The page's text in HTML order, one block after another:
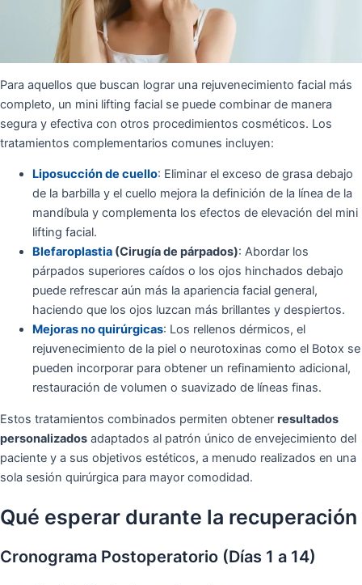
Para aquellos que buscan lograr una rejuvenecimiento facial más
completo, un mini lifting facial se puede combinar de manera
segura y efectiva con otros procedimientos cosméticos. Los
tratamientos complementarios comunes incluyen:
Liposucción de cuello: Eliminar el exceso de grasa debajo
de la barbilla y el cuello mejora la definición de la línea de la
mandíbula y complementa los efectos de elevación del mini
lifting facial.
Blefaroplastia (Cirugía de párpados): Abordar los
párpados superiores caídos o los ojos hinchados debajo
puede refrescar aún más la apariencia facial general,
haciendo que los ojos luzcan más brillantes y despiertos.
Mejoras no quirúrgicas: Los rellenos dérmicos, el
rejuvenecimiento de la piel o neurotoxinas como el Botox se
pueden incorporar para obtener un refinamiento adicional,
restauración de volumen o suavizado de líneas finas.
Estos tratamientos combinados permiten obtener resultados
personalizados adaptados al patrón único de envejecimiento del
paciente y a sus objetivos estéticos, a menudo realizados en una
sola sesión quirúrgica para mayor comodidad.
Qué esperar durante la recuperación
Cronograma Postoperatorio (Días 1 a 14)